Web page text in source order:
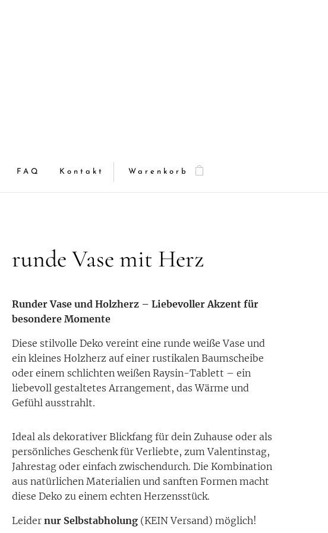
FAQ Kontakt Warenkorb
runde Vase mit Herz
Runder Vase und Holzherz – Liebevoller Akzent für
besondere Momente
Diese stilvolle Deko vereint eine runde weiße Vase und
ein kleines Holzherz auf einer rustikalen Baumscheibe
oder einem schlichten weißen Raysin-Tablett – ein
liebevoll gestaltetes Arrangement, das Wärme und
Gefühl ausstrahlt.
Ideal als dekorativer Blickfang für dein Zuhause oder als
persönliches Geschenk für Verliebte, zum Valentinstag,
Jahrestag oder einfach zwischendurch. Die Kombination
aus natürlichen Materialien und sanften Formen macht
diese Deko zu einem echten Herzensstück.
Leider nur Selbstabholung (KEIN Versand) möglich!